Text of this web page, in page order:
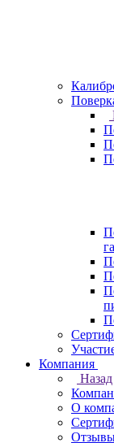
Компания
Назад
О